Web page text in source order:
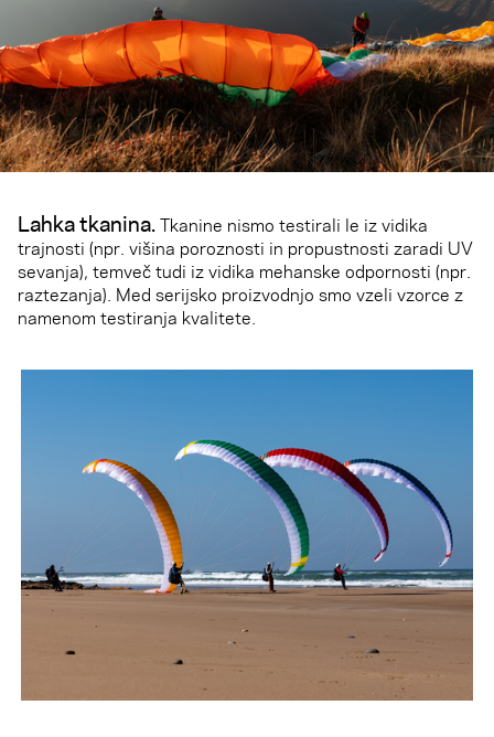
Lahka tkanina.Tkanine nismo testirali le iz vidika
trajnosti (npr. višina poroznosti in propustnosti zaradi UV
sevanja), temveč tudi iz vidika mehanske odpornosti (npr.
raztezanja). Med serijsko proizvodnjo smo vzeli vzorce z
namenom testiranja kvalitete.